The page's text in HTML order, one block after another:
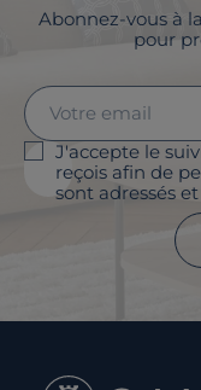
Abonnez-vous à
pour
J'accepte le
reçois afin de
sont adressés